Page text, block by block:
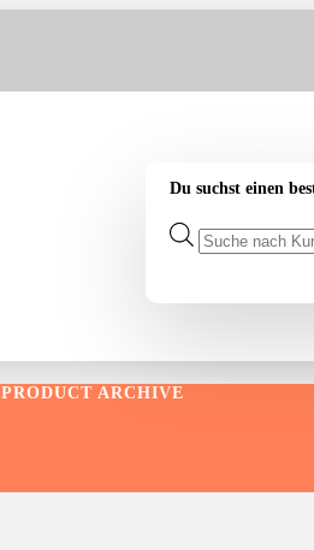
Du suchst einen
Products
search
PRODUCT ARCHIVE